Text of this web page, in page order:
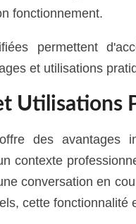
fonctionnement.
permettent
et utilisations
Utilisations
des avantages
contexte
conversation en
cette fonctionnalité